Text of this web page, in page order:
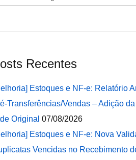
Recentes
Estoques e NF-e: Relatório
Transferências/Vendas – Adição
Original 07/08/2026
Estoques e NF-e: Nova
Vencidas no Recebimento